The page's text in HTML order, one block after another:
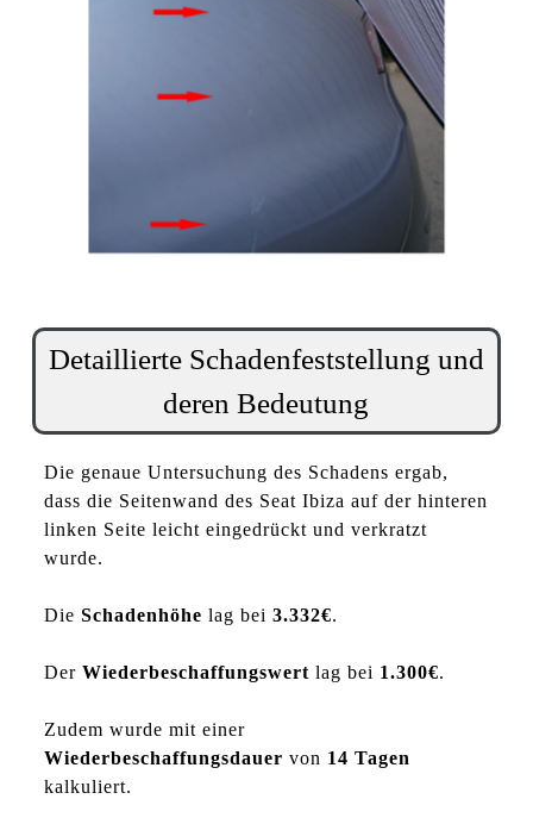
Detaillierte Schadenfeststellung und
deren Bedeutung
Die genaue Untersuchung des Schadens ergab,
dass die Seitenwand des Seat Ibiza auf der hinteren
linken Seite leicht eingedrückt und verkratzt
wurde.
Die Schadenhöhe lag bei 3.332€.
Der Wiederbeschaffungswertlag bei 1.300€.
Zudem wurde mit einer
Wiederbeschaffungsdauer von 14 Tagen
kalkuliert.